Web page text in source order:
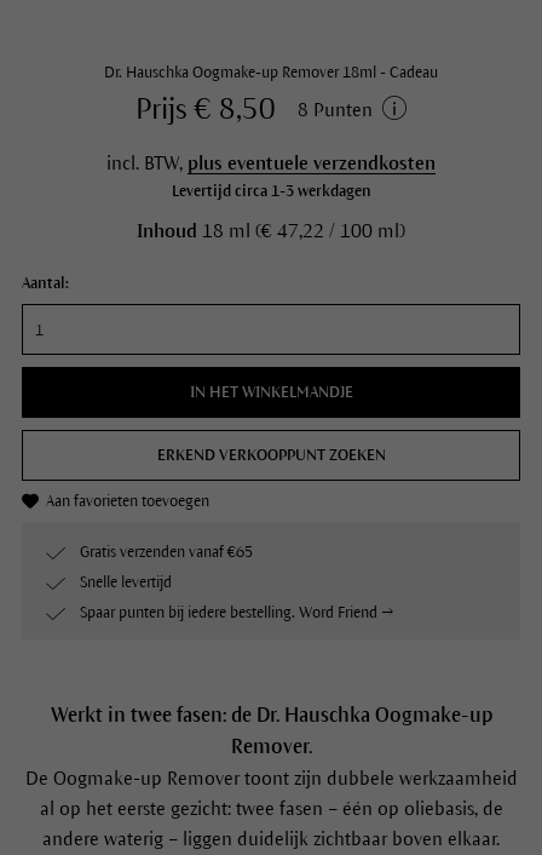
Werkt in twee fasen: de Dr. Hauschka Oogmake-up
Remover.
De Oogmake-up Remover toont zijn dubbele werkzaamheid
al op het eerste gezicht: twee fasen – één op oliebasis, de
andere waterig – liggen duidelijk zichtbaar boven elkaar.
Dr. Hauschka Oogmake-up Remover 18ml - Cadeau
Prijs € 8,50 8 Punten
incl. BTW, plus eventuele verzendkosten
Levertijd circa 1-3 werkdagen
Inhoud 18 ml (€ 47,22 / 100 ml)
Aantal:
IN HET WINKELMANDJE
ERKEND VERKOOPPUNT ZOEKEN
Aan favorieten toevoegen
Gratis verzenden vanaf €65
Snelle levertijd
Spaar punten bij iedere bestelling. Word Friend →